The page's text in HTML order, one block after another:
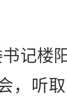
楼
，听